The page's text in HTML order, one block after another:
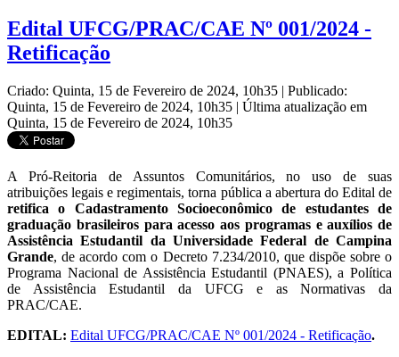
Edital UFCG/PRAC/CAE Nº 001/2024 -
Retificação
Criado: Quinta, 15 de Fevereiro de 2024, 10h35 | Publicado:
Quinta, 15 de Fevereiro de 2024, 10h35 | Última atualização em
Quinta, 15 de Fevereiro de 2024, 10h35
A Pró-Reitoria de Assuntos Comunitários, no uso de suas
atribuições legais e regimentais, torna pública a abertura do Edital de
retifica o Cadastramento Socioeconômico de estudantes de
graduação brasileiros para acesso aos programas e auxílios de
Assistência Estudantil da Universidade Federal de Campina
Grande,de acordo com o Decreto 7.234/2010, que dispõe sobre o
Programa Nacional de Assistência Estudantil (PNAES), a Política
de Assistência Estudantil da UFCG e as Normativas da
PRAC/CAE.
EDITAL: Edital UFCG/PRAC/CAE Nº 001/2024 - Retificação.